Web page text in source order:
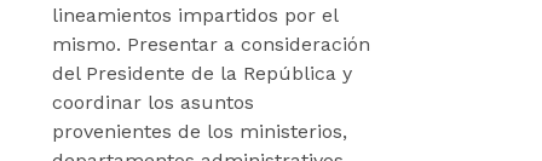
lineamientos impartidos por el
mismo. Presentar a consideración
del Presidente de la República y
coordinar los asuntos
provenientes de los ministerios,